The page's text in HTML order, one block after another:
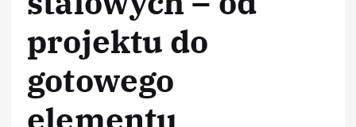
projektu do
gotowego
elementu